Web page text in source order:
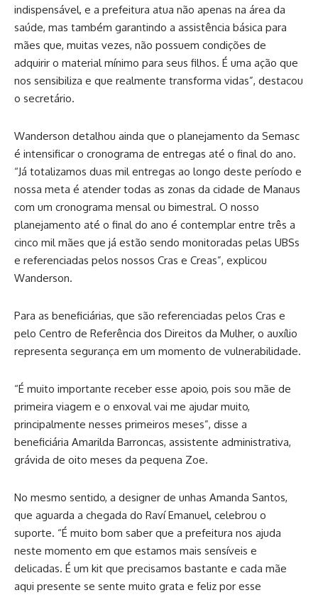
indispensável, e a prefeitura atua não apenas na área da
saúde, mas também garantindo a assistência básica para
mães que, muitas vezes, não possuem condições de
adquirir o material mínimo para seus filhos. É uma ação que
nos sensibiliza e que realmente transforma vidas”, destacou
o secretário.
Wanderson detalhou ainda que o planejamento da Semasc
é intensificar o cronograma de entregas até o final do ano.
“Já totalizamos duas mil entregas ao longo deste período e
nossa meta é atender todas as zonas da cidade de Manaus
com um cronograma mensal ou bimestral. O nosso
planejamento até o final do ano é contemplar entre três a
cinco mil mães que já estão sendo monitoradas pelas UBSs
e referenciadas pelos nossos Cras e Creas”, explicou
Wanderson.
Para as beneficiárias, que são referenciadas pelos Cras e
pelo Centro de Referência dos Direitos da Mulher, o auxílio
representa segurança em um momento de vulnerabilidade.
“É muito importante receber esse apoio, pois sou mãe de
primeira viagem e o enxoval vai me ajudar muito,
principalmente nesses primeiros meses”, disse a
beneficiária Amarilda Barroncas, assistente administrativa,
grávida de oito meses da pequena Zoe.
No mesmo sentido, a designer de unhas Amanda Santos,
que aguarda a chegada do Raví Emanuel, celebrou o
suporte. “É muito bom saber que a prefeitura nos ajuda
neste momento em que estamos mais sensíveis e
delicadas. É um kit que precisamos bastante e cada mãe
aqui presente se sente muito grata e feliz por esse